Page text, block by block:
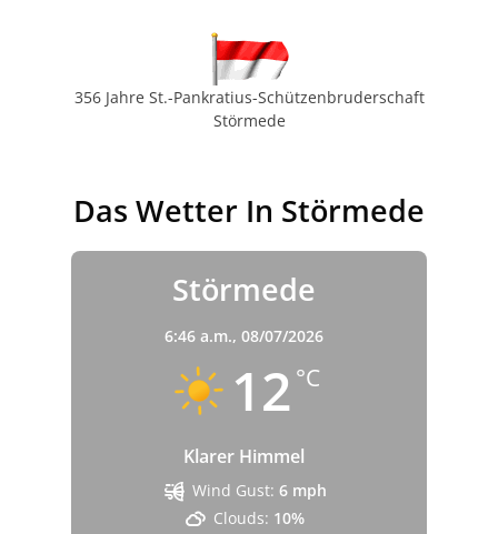
356 Jahre St.-Pankratius-Schützenbruderschaft
Störmede
Das Wetter In Störmede
Störmede
6:46 a.m., 08/07/2026
12 °C
Klarer Himmel
Wind Gust: 6 mph
Clouds: 10%